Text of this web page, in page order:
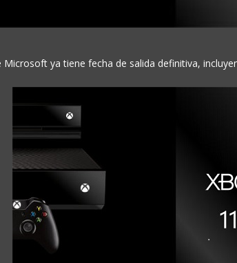
Microsoft ya tiene fecha de salida definitiva,